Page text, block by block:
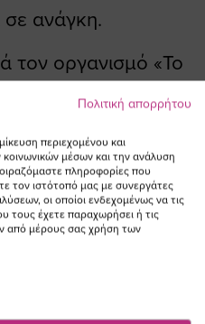
σε ανάγκη.
τον οργανισμό «Το
για το σπουδαίο
καθημερινά και
στο όραμα για
για όλα τα παιδιά!
Πολιτική απορρήτου
περιεχομένου και
μέσων και την ανάλυση
πληροφορίες που
τον ιστότοπό μας με συνεργάτες
οι οποίοι ενδεχομένως να τις
τους έχετε παραχωρήσει ή τις
από μέρους σας χρήση των